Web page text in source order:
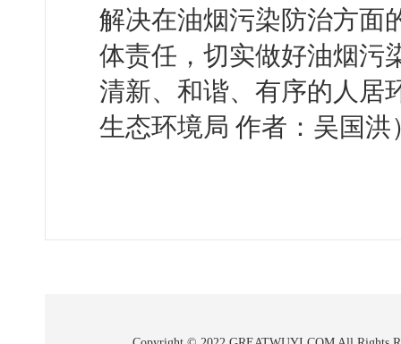
解决在油烟污染防治方面
体责任，切实做好油烟污
清新、和谐、有序的人居
生态环境局 作者：吴国洪